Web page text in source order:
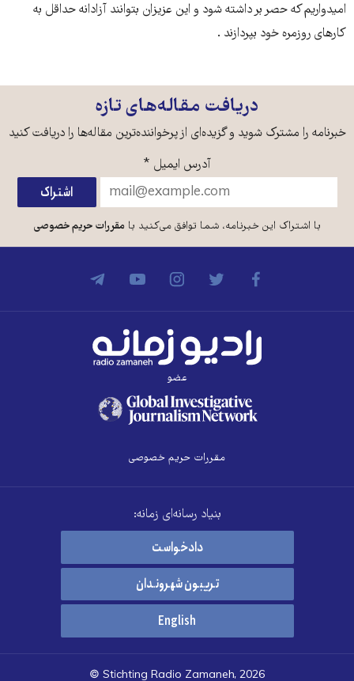
امیدواریم که حصر بر داشته شود و این عزیزان بتوانند آزادانه حداقل به
کارهای روزمره خود بپردازند .
دریافت مقاله‌های تازه
خبرنامه را مشترک شوید و گزیده‌ای از پرخواننده‌ترین مقاله‌ها را دریافت کنید
آدرس ایمیل *
با اشتراک این خبرنامه، شما توافق می‌کنید بامقررات حریم خصوصی
عضو
مقررات حریم خصوصی
بنیاد رسانه‌ای زمانه:
دادخواست
تریبون شهروندان
English
© Stichting Radio Zamaneh, 2026